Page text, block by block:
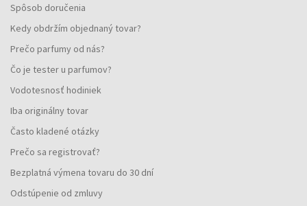
Spôsob doručenia
Kedy obdržím objednaný tovar?
Prečo parfumy od nás?
Čo je tester u parfumov?
Vodotesnosť hodiniek
Iba originálny tovar
Často kladené otázky
Prečo sa registrovať?
Bezplatná výmena tovaru do 30 dní
Odstúpenie od zmluvy